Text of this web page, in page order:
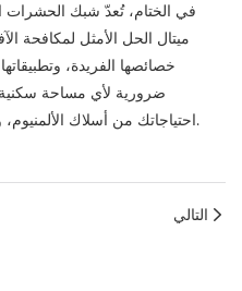
في الختام، تُعدّ شبك الحشرات
ميتال الحل الأمثل لمكافحة
خصائصها الفريدة،
ضرورية لأي مساحة سكنية
احتياجاتك من أسلاك الألمنيوم، وارتقي بمساحتك مع منتجاتنا المتميزة.
التالي